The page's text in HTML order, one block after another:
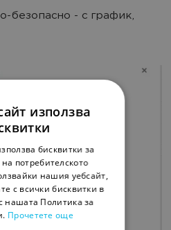
безопасно - с график,
използва
бисквитки за
потребителското
нашия уебсайт,
с всички бисквитки в
нашата Политика за
Прочетете още